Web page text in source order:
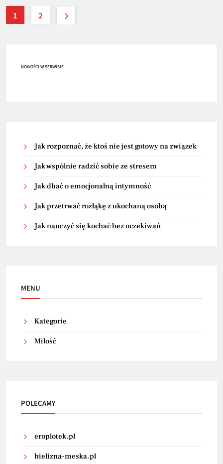
1 2
NOWOŚCI W SERWISIE
Jak rozpoznać, że ktoś nie jest gotowy na związek
Jak wspólnie radzić sobie ze stresem
Jak dbać o emocjonalną intymność
Jak przetrwać rozłąkę z ukochaną osobą
Jak nauczyć się kochać bez oczekiwań
MENU
Kategorie
Miłość
POLECAMY
eroplotek.pl
bielizna-meska.pl